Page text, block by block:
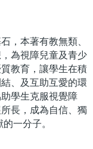
，本著有教無類、
為視障兒童及青少
教育，讓學生在積
、及互助互愛的環
學生克服視覺障
長，成為自信、獨
一分子。